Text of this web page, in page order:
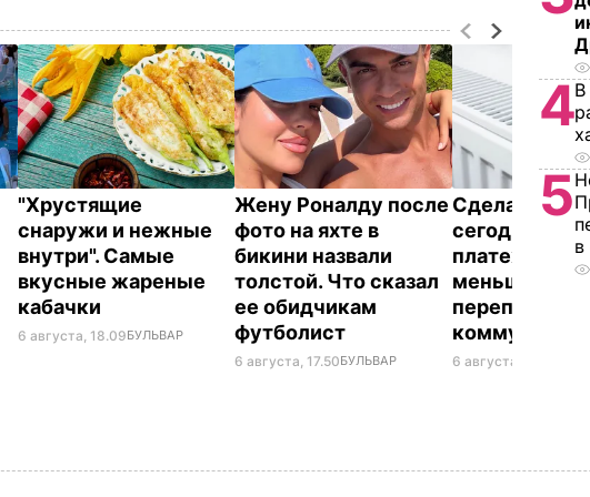
"Хрустящие
снаружи и нежные
внутри". Самые
вкусные жареные
кабачки
6 августа, 18.09БУЛЬВАР
Жену Роналду после
фото на яхте в
бикини назвали
толстой. Что сказал
ее обидчикам
футболист
6 августа, 17.50БУЛЬВАР
Сделайте это
сегодня – и
платежки
меньше. Как
коммуналку
6 августа, 17.17
4В
5
в